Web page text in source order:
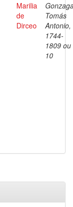
Marilia
de
Dirceo
Tomás
Antonio,
1744-
1809 ou
10